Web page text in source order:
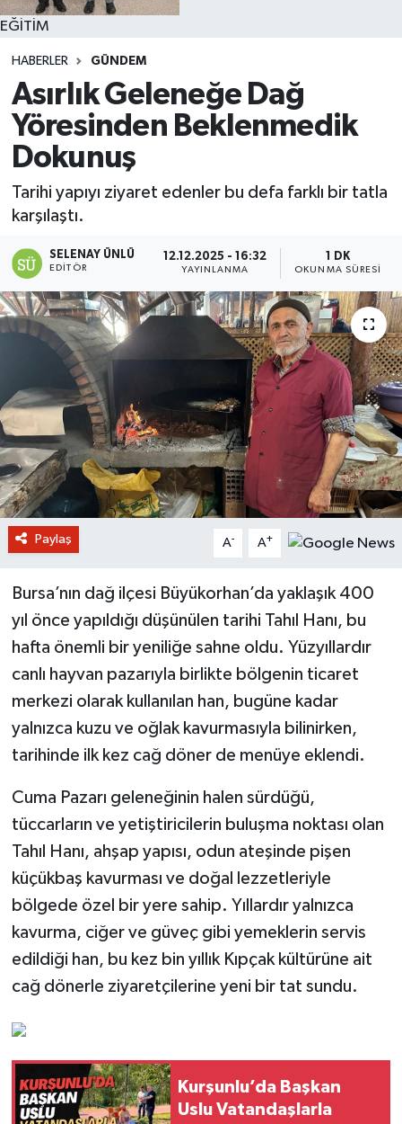
EĞİTİM
HABERLER GÜNDEM
Asırlık Geleneğe Dağ
Yöresinden Beklenmedik
Dokunuş
Tarihi yapıyı ziyaret edenler bu defa farklı bir tatla
karşılaştı.
SELENAY ÜNLÜ
EDITÖR
12.12.2025 - 16:32
YAYINLANMA
1 DK
OKUNMA SÜRESI
Paylaş A- A+
Bursa’nın dağ ilçesi Büyükorhan’da yaklaşık 400
yıl önce yapıldığı düşünülen tarihi Tahıl Hanı, bu
hafta önemli bir yeniliğe sahne oldu. Yüzyıllardır
canlı hayvan pazarıyla birlikte bölgenin ticaret
merkezi olarak kullanılan han, bugüne kadar
yalnızca kuzu ve oğlak kavurmasıyla bilinirken,
tarihinde ilk kez cağ döner de menüye eklendi.
Cuma Pazarı geleneğinin halen sürdüğü,
tüccarların ve yetiştiricilerin buluşma noktası olan
Tahıl Hanı, ahşap yapısı, odun ateşinde pişen
küçükbaş kavurması ve doğal lezzetleriyle
bölgede özel bir yere sahip. Yıllardır yalnızca
kavurma, ciğer ve güveç gibi yemeklerin servis
edildiği han, bu kez bin yıllık Kıpçak kültürüne ait
cağ dönerle ziyaretçilerine yeni bir tat sundu.
Kurşunlu’da Başkan
Uslu Vatandaşlarla